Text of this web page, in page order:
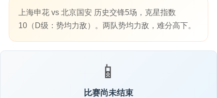
上海申花 vs 北京国安 历史交锋5场，克星指数
10（D级：势均力敌）。两队势均力敌，难分高下。
📱
比赛尚未结束